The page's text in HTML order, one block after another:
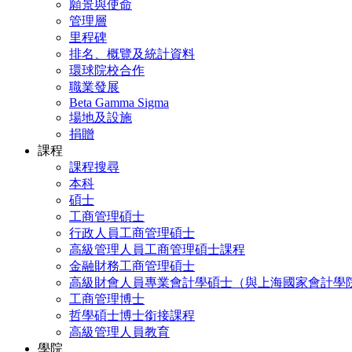
願景與使命
管理層
里程碑
排名、概覽及統計資料
環球院校合作
職業發展
Beta Gamma Sigma
場地及設施
捐贈
課程
課程搜尋
本科
碩士
工商管理碩士
行政人員工商管理碩士
高級管理人員工商管理碩士課程
金融財務工商管理碩士
高級財會人員專業會計學碩士（與上海國家會計學
工商管理博士
哲學碩士博士銜接課程
高級管理人員教育
學院